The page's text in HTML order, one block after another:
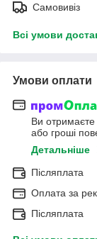
Самовивіз
Всі умови
Умови оплати
Ви
або гроші
Детальніше
Післяплата
Оплата за
Післяплата